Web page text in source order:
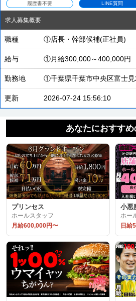
履歴書不要 LINE質問
求人募集概要
職種 ①店長・幹部候補(正社員)
給与 ①月給300,000～400,000円
勤務地 ①千葉県千葉市中央区富士
更新 2026-07-24 15:56:10
あなたにおすすめ
プリンセス
ホールスタッフ
月給600,000円〜
小悪
ホー
日給